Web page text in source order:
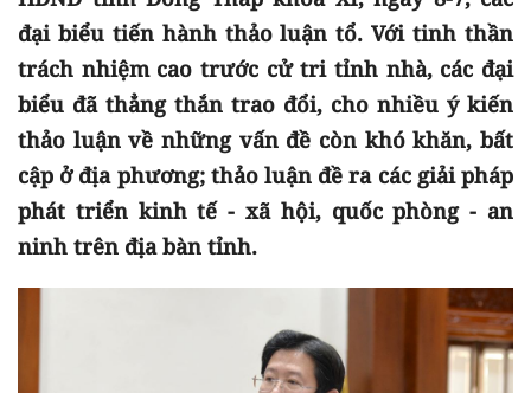
đại biểu tiến hành thảo luận tổ. Với tinh thần
trách nhiệm cao trước cử tri tỉnh nhà, các đại
biểu đã thẳng thắn trao đổi, cho nhiều ý kiến
thảo luận về những vấn đề còn khó khăn, bất
cập ở địa phương; thảo luận đề ra các giải pháp
phát triển kinh tế - xã hội, quốc phòng - an
ninh trên địa bàn tỉnh.